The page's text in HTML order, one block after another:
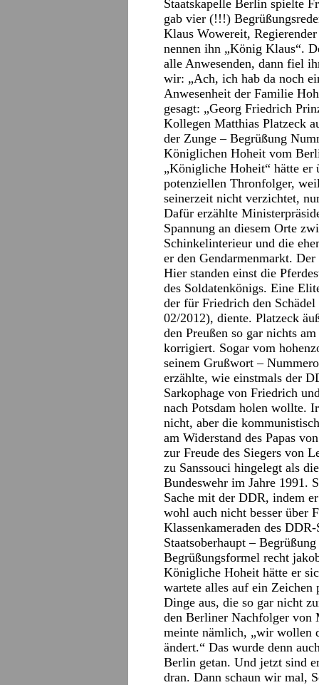
Staatskapelle Berlin spielte
gab vier (!!!)
Klaus Wowereit,
nennen ihn „König Klaus“.
alle Anwesenden, dann fiel
wir: „Ach, ich hab da noch
Anwesenheit der Familie
gesagt: „Georg Friedrich
Kollegen Matthias Platzeck
der Zunge – Begrüßung
Königlichen Hoheit vom
„Königliche Hoheit“ hätte er
potenziellen Thronfolger,
seinerzeit nicht verzichtet,
Dafür erzählte
Spannung an diesem Orte
Schinkelinterieur und die
er den Gendarmenmarkt.
Hier standen einst die
des Soldatenkönigs. Eine
der für Friedrich den
02/2012), diente. Platzeck
den Preußen so gar nichts
korrigiert. Sogar vom
seinem Grußwort –
erzählte, wie einstmals der
Sarkophage von Friedrich
nach Potsdam holen wollte.
nicht, aber die
am Widerstand des Papas
zur Freude des Siegers von
zu Sanssouci hingelegt als
Bundeswehr im Jahre 1991.
Sache mit der DDR, indem
wohl auch nicht besser über
Klassenkameraden des
Staatsoberhaupt –
Begrüßungsformel recht
Königliche Hoheit hätte er
wartete alles auf ein Zeichen
Dinge aus, die so gar nicht
den Berliner Nachfolger von
meinte nämlich, „wir wollen
ändert.“ Das wurde denn
Berlin getan. Und jetzt sind
dran. Dann schaun wir mal,